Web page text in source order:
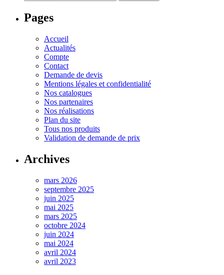
Pages
Accueil
Actualités
Compte
Contact
Demande de devis
Mentions légales et confidentialité
Nos catalogues
Nos partenaires
Nos réalisations
Plan du site
Tous nos produits
Validation de demande de prix
Archives
mars 2026
septembre 2025
juin 2025
mai 2025
mars 2025
octobre 2024
juin 2024
mai 2024
avril 2024
avril 2023